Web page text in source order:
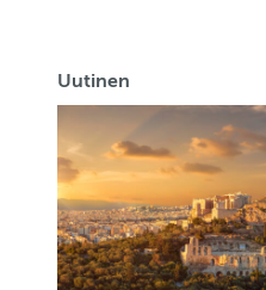
Uutinen